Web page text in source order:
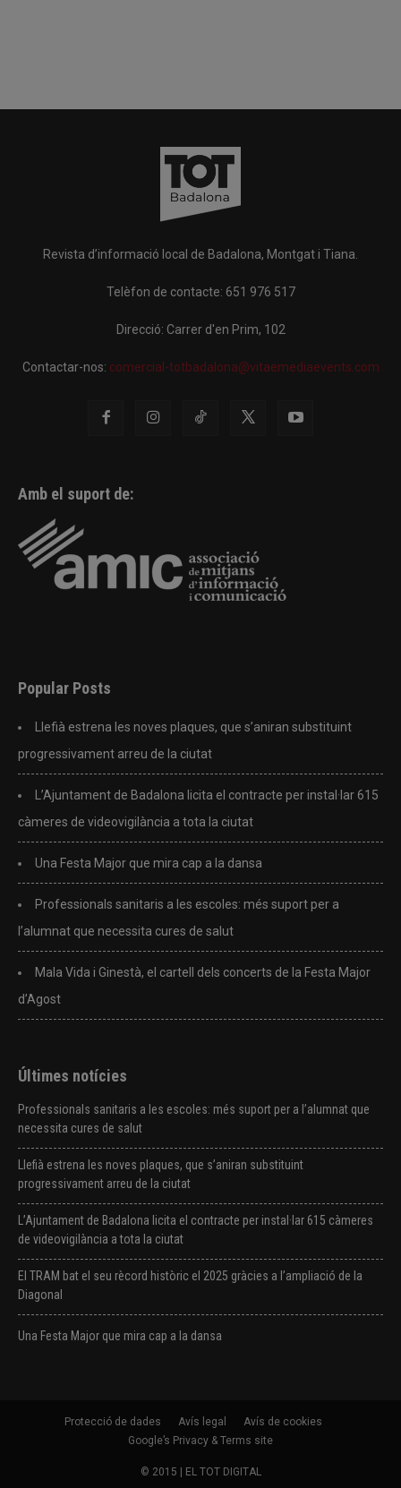
Revista d’informació local de Badalona, Montgat i Tiana.
Telèfon de contacte: 651 976 517
Direcció: Carrer d'en Prim, 102
Contactar-nos: comercial-totbadalona@vitaemediaevents.com
Amb el suport de:
Popular Posts
Llefià estrena les noves plaques, que s’aniran substituint
progressivament arreu de la ciutat
L’Ajuntament de Badalona licita el contracte per instal·lar 615
càmeres de videovigilància a tota la ciutat
Una Festa Major que mira cap a la dansa
Professionals sanitaris a les escoles: més suport per a
l’alumnat que necessita cures de salut
Mala Vida i Ginestà, el cartell dels concerts de la Festa Major
d’Agost
Últimes notícies
Professionals sanitaris a les escoles: més suport per a l’alumnat que
necessita cures de salut
Llefià estrena les noves plaques, que s’aniran substituint
progressivament arreu de la ciutat
L’Ajuntament de Badalona licita el contracte per instal·lar 615 càmeres
de videovigilància a tota la ciutat
El TRAM bat el seu rècord històric el 2025 gràcies a l’ampliació de la
Diagonal
Una Festa Major que mira cap a la dansa
Protecció de dades Avís legal
Avís de cookies
Google’s Privacy & Terms site
© 2015 | EL TOT DIGITAL